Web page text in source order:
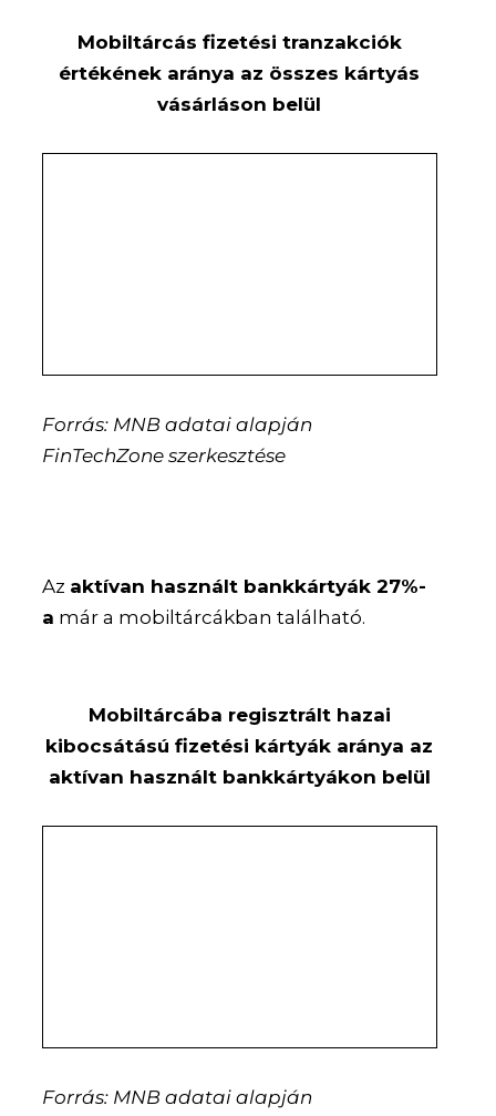
Mobiltárcás fizetési tranzakciók
értékének aránya az összes kártyás
vásárláson belül
Forrás: MNB adatai alapján
FinTechZone szerkesztése
Az aktívan használt bankkártyák 27%-
a már a mobiltárcákban található.
Mobiltárcába regisztrált hazai
kibocsátású fizetési kártyák aránya az
aktívan használt bankkártyákon belül
Forrás: MNB adatai alapján